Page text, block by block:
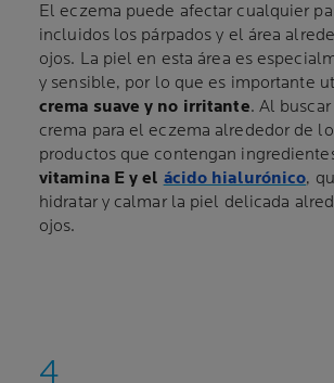
El eczema puede afectar cualquier
incluidos los párpados y el área
ojos. La piel en esta área es
y sensible, por lo que es importante
crema suave y no irritante. Al
crema para el eczema alrededor de
productos que contengan
vitamina E y el ácido hialurónico,
hidratar y calmar la piel delicada
ojos.